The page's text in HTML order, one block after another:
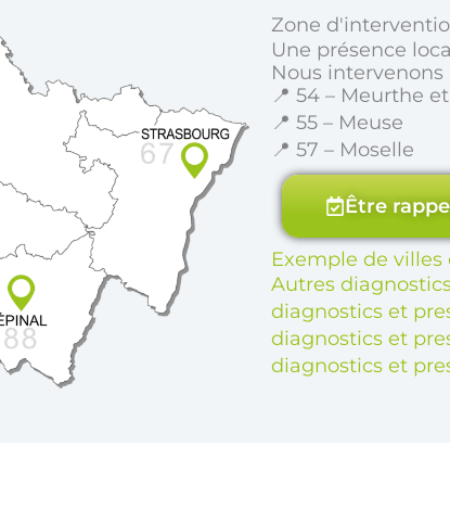
Zone
Une présence
Nous
📍 54 – Meurthe
📍 55 – Meuse
📍 57 – Moselle
Être
Exemple de villes
Autres
diagnostics et
diagnostics et
diagnostics et